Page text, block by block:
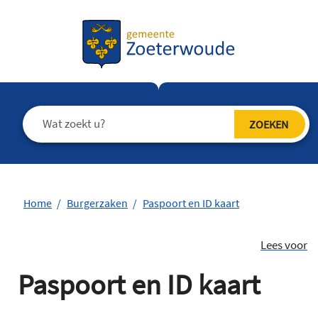
Home Burgerzaken Paspoort en ID kaart
Lees voor
Paspoort en ID kaart